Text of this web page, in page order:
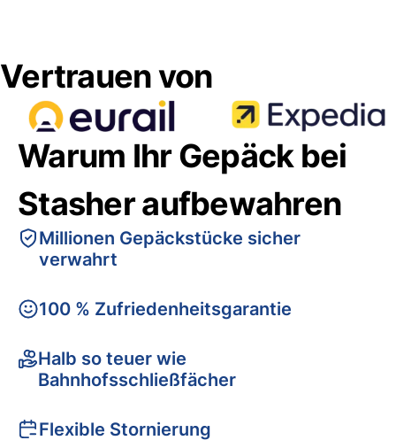
Vertrauen von
Warum Ihr Gepäck bei
Stasher aufbewahren
Millionen Gepäckstücke sicher
verwahrt
100 % Zufriedenheitsgarantie
Halb so teuer wie
Bahnhofsschließfächer
Flexible Stornierung